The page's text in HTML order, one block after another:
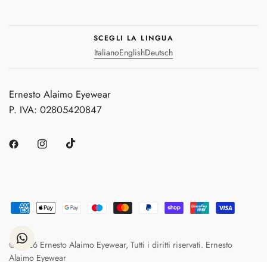
SCEGLI LA LINGUA
ItalianoEnglishDeutsch
Ernesto Alaimo Eyewear
P. IVA: 02805420847
© 2026 Ernesto Alaimo Eyewear, Tutti i diritti riservati. Ernesto
Alaimo Eyewear